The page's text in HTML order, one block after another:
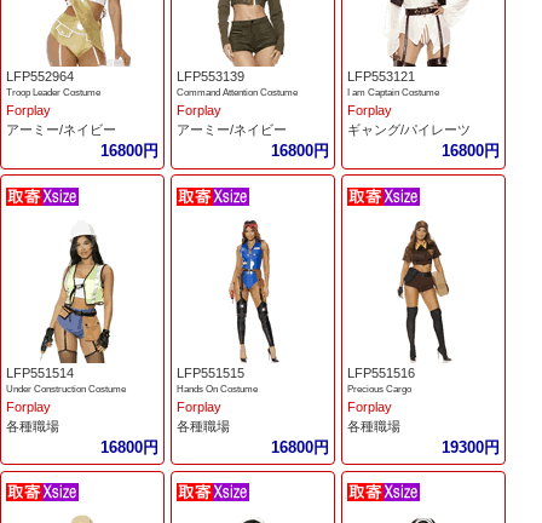
LFP552964
Troop Leader Costume
Forplay
アーミー/ネイビー
16800円
LFP553139
Command Attention Costume
Forplay
アーミー/ネイビー
16800円
LFP553121
I am Captain Costume
Forplay
ギャング/パイレーツ
16800円
LFP551514
Under Construction Costume
Forplay
各種職場
16800円
LFP551515
Hands On Costume
Forplay
各種職場
16800円
LFP551516
Precious Cargo
Forplay
各種職場
19300円